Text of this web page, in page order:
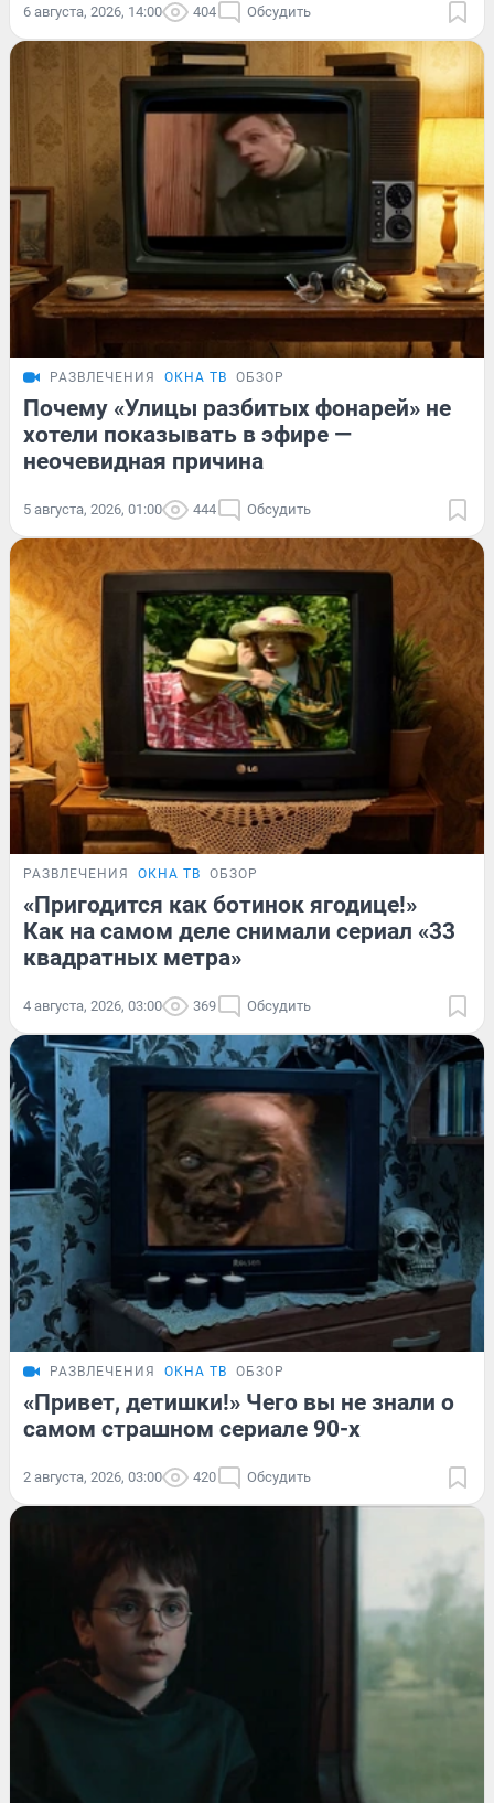
6 августа, 2026, 14:00 404 Обсудить
РАЗВЛЕЧЕНИЯ ОКНА ТВ ОБЗОР
Почему «Улицы разбитых фонарей» не
хотели показывать в эфире —
неочевидная причина
5 августа, 2026, 01:00 444 Обсудить
РАЗВЛЕЧЕНИЯ ОКНА ТВ ОБЗОР
«Пригодится как ботинок ягодице!»
Как на самом деле снимали сериал «33
квадратных метра»
4 августа, 2026, 03:00 369 Обсудить
РАЗВЛЕЧЕНИЯ ОКНА ТВ ОБЗОР
«Привет, детишки!» Чего вы не знали о
самом страшном сериале 90-х
2 августа, 2026, 03:00 420 Обсудить